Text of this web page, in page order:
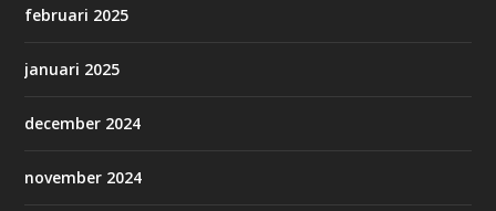
februari 2025
januari 2025
december 2024
november 2024